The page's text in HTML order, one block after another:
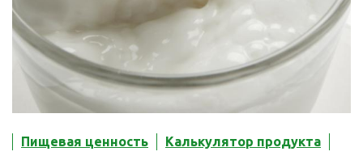
Пищевая ценность Калькулятор продукта